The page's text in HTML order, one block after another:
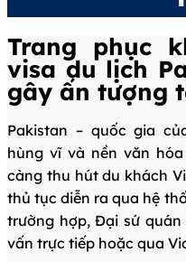
Trang phục
visa du lịch
gây ấn tượng
Pakistan – quốc gia
hùng vĩ và nền văn
càng thu hút du khách
thủ tục diễn ra qua hệ
trường hợp, Đại sứ
vấn trực tiếp hoặc qua